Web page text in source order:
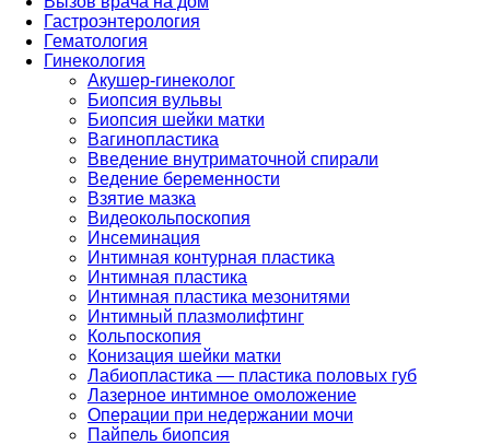
Гастроэнтерология
Гематология
Гинекология
Акушер-гинеколог
Биопсия вульвы
Биопсия шейки матки
Вагинопластика
Введение внутриматочной спирали
Ведение беременности
Взятие мазка
Видеокольпоскопия
Инсеминация
Интимная контурная пластика
Интимная пластика
Интимная пластика мезонитями
Интимный плазмолифтинг
Кольпоскопия
Конизация шейки матки
Лабиопластика — пластика половых губ
Лазерное интимное омоложение
Операции при недержании мочи
Пайпель биопсия